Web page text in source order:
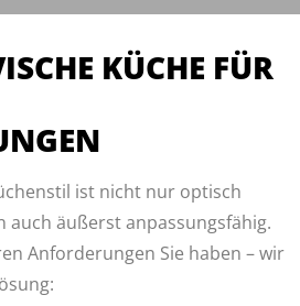
KÜCHE FÜR
ist nicht nur optisch
auch äußerst anpassungsfähig.
Anforderungen Sie haben – wir